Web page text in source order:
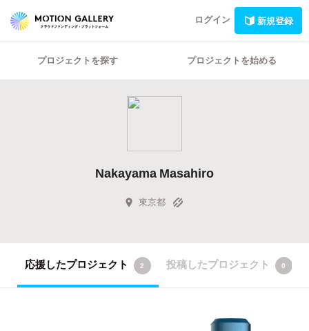
ログイン 新規登録
プロジェクトを探す プロジェクトを始める
Nakayama Masahiro
東京都
応援したプロジェクト 2 投稿したプロジェクト 0